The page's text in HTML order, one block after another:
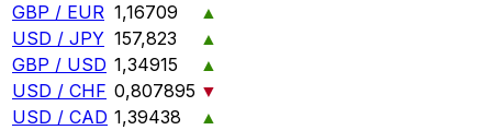
GBP / EUR 1,16709
▲
USD / JPY 157,823
▲
GBP / USD 1,34915
▲
USD / CHF 0,807895 ▼
USD / CAD 1,39438
▲